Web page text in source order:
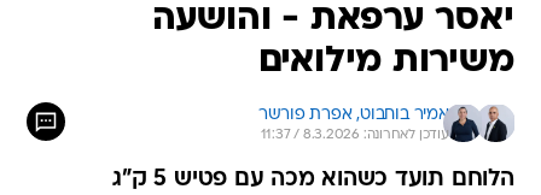
יאסר ערפאת - והושעה
משירות מילואים
אמיר בוחבוט, אפרת פורשר
עודכן לאחרונה: 8.3.2026 / 11:37
הלוחם תועד כשהוא מכה עם פטיש 5 ק"ג